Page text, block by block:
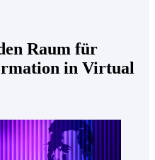
Raum für
in Virtual